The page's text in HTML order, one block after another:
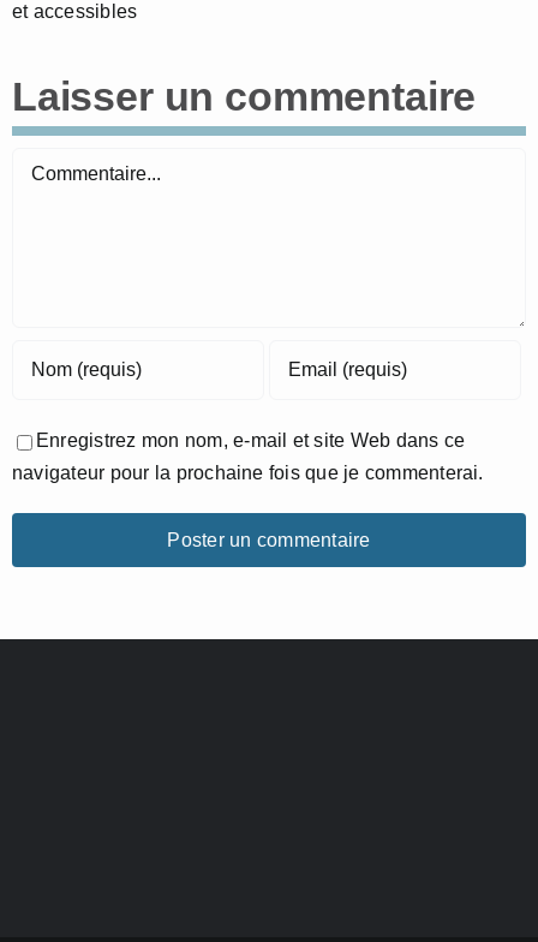
et accessibles
Laisser un commentaire
Commentaire
Enregistrez mon nom, e-mail et site Web dans ce
navigateur pour la prochaine fois que je commenterai.